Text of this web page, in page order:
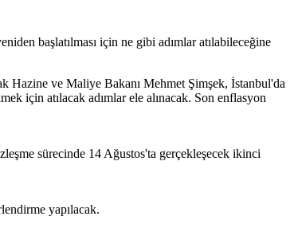
başlatılması için ne gibi adımlar atılabileceğine
Hazine ve Maliye Bakanı Mehmet Şimşek, İstanbul'da
için atılacak adımlar ele alınacak. Son enflasyon
sürecinde 14 Ağustos'ta gerçekleşecek ikinci
yapılacak.